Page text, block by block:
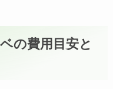
の費用目安と